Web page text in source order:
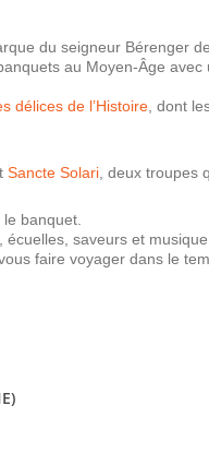
du seigneur Bérenger
au Moyen-Âge
délices de l’Histoire , dont
Sancte Solari , deux
le banquet.
saveurs et
faire voyager dans le